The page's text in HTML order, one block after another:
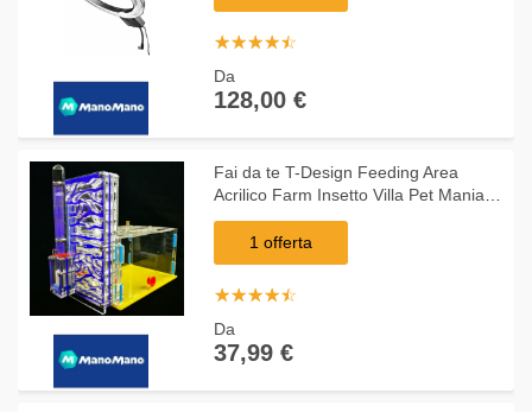
☆☆☆☆☆
★★★★★
Da
128,00 €
Fai da te T-Design Feeding Area
Acrilico Farm Insetto Villa Pet Mania
House Ant Nest Regalo di
compleanno regalo,Blu,
1 offerta
☆☆☆☆☆
★★★★★
Da
37,99 €